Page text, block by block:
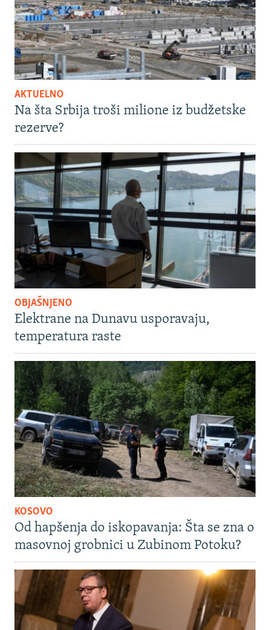
AKTUELNO
Na šta Srbija troši milione iz budžetske
rezerve?
OBJAŠNJENO
Elektrane na Dunavu usporavaju,
temperatura raste
KOSOVO
Od hapšenja do iskopavanja: Šta se zna o
masovnoj grobnici u Zubinom Potoku?